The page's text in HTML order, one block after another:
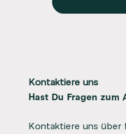
Kontaktiere uns
Hast Du Fragen zum
Kontaktiere uns über